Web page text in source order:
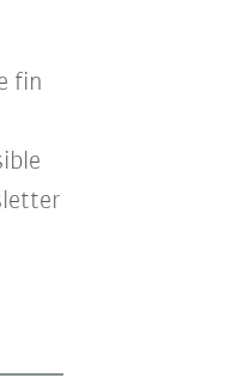
fin